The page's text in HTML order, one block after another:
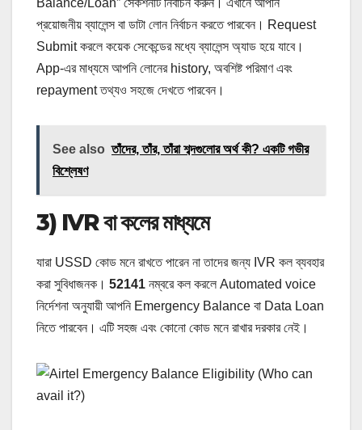
Balance/Loan” সেকশনটি নির্বাচন করুন। এখানে আপনি
প্রয়োজনীয় ব্যালেন্স বা ডাটা লোন নির্বাচন করতে পারবেন। Request
Submit করলে কয়েক সেকেন্ডের মধ্যে ব্যালেন্স অ্যাড হয়ে যাবে।
App‑এর মাধ্যমে আপনি লোনের history, অবশিষ্ট পরিমাণ এবং
repayment তথ্যও সহজে দেখতে পারবেন।
See also তাঁদের, তাঁর, তাঁরা শব্দগুলোর অর্থ কী? একটি গভীর
বিশ্লেষণ
3) IVR বা কলের মাধ্যমে
যারা USSD কোড মনে রাখতে পারেন না তাদের জন্য IVR কল ব্যবহার
করা সুবিধাজনক। 52141 নম্বরে কল করলে Automated voice
নির্দেশনা অনুযায়ী আপনি Emergency Balance বা Data Loan
নিতে পারবেন। এটি সহজ এবং কোনো কোড মনে রাখার দরকার নেই।